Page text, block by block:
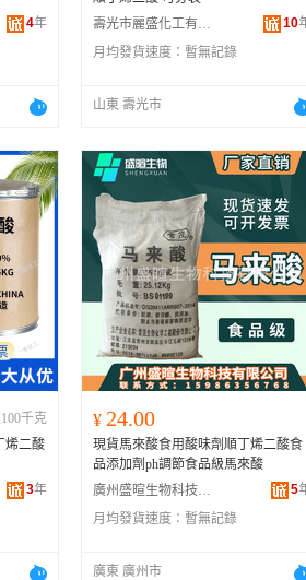
4年
壽光市麗盛化工有限公司
10
月均發貨速度： 暫無記錄
山東 壽光市
千克
烯二酸
3年
¥ 24.00
現貨馬來酸食用酸味劑順丁烯二酸食
品添加劑ph調節食品級馬來酸
廣州盛暄生物科技有限公司
5
月均發貨速度： 暫無記錄
廣東 廣州市